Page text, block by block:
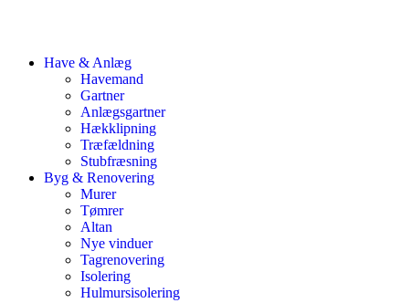
Have & Anlæg
Havemand
Gartner
Anlægsgartner
Hækklipning
Træfældning
Stubfræsning
Byg & Renovering
Murer
Tømrer
Altan
Nye vinduer
Tagrenovering
Isolering
Hulmursisolering